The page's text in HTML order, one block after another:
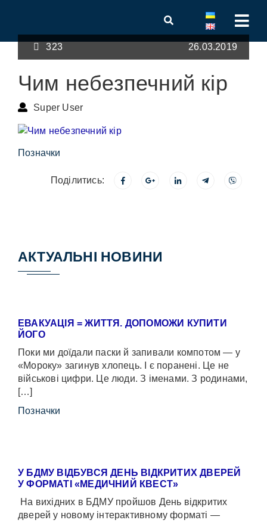
323 26.03.2019
Чим небезпечний кір
Super User
Позначки
Поділитись:
АКТУАЛЬНІ НОВИНИ
ЕВАКУАЦІЯ = ЖИТТЯ. ДОПОМОЖИ КУПИТИ
ЙОГО
Поки ми доїдали паски й запивали компотом — у
«Мороку» загинув хлопець. І є поранені. Це не
військові цифри. Це люди. З іменами. З родинами,
[…]
Позначки
У БДМУ ВІДБУВСЯ ДЕНЬ ВІДКРИТИХ ДВЕРЕЙ
У ФОРМАТІ «МЕДИЧНИЙ КВЕСТ»
На вихідних в БДМУ пройшов День відкритих
дверей у новому інтерактивному форматі —